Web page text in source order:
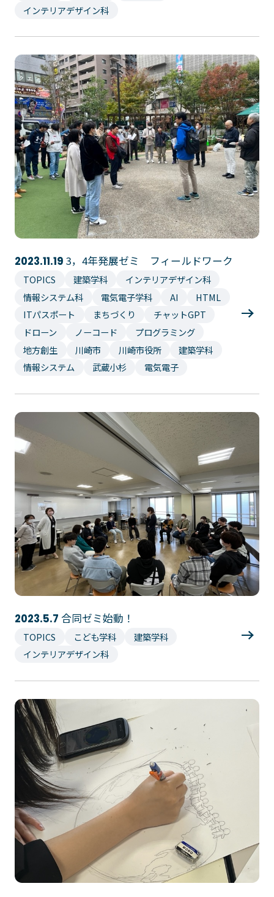
インテリアデザイン科
2023.11.19 3，4年発展ゼミ フィールドワーク
TOPICS 建築学科
インテリアデザイン科
情報システム科
電気電子学科 AI
HTML
ITパスポート
まちづくり
チャットGPT
ドローン
ノーコード
プログラミング
地方創生
川崎市 川崎市役所
建築学科
情報システム
武蔵小杉 電気電子
2023.5.7 合同ゼミ始動！
TOPICS こども学科
建築学科
インテリアデザイン科